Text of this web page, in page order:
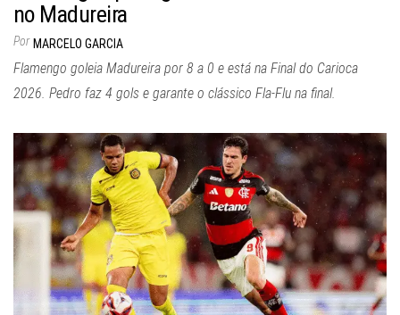
no Madureira
Por MARCELO GARCIA
Flamengo goleia Madureira por 8 a 0 e está na Final do Carioca
2026. Pedro faz 4 gols e garante o clássico Fla-Flu na final.